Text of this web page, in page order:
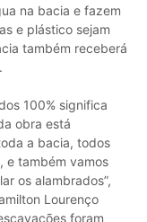
na bacia e fazem
e plástico sejam
também receberá
100% significa
obra está
a bacia, todos
e também vamos
os alambrados”,
Lourenço
foram